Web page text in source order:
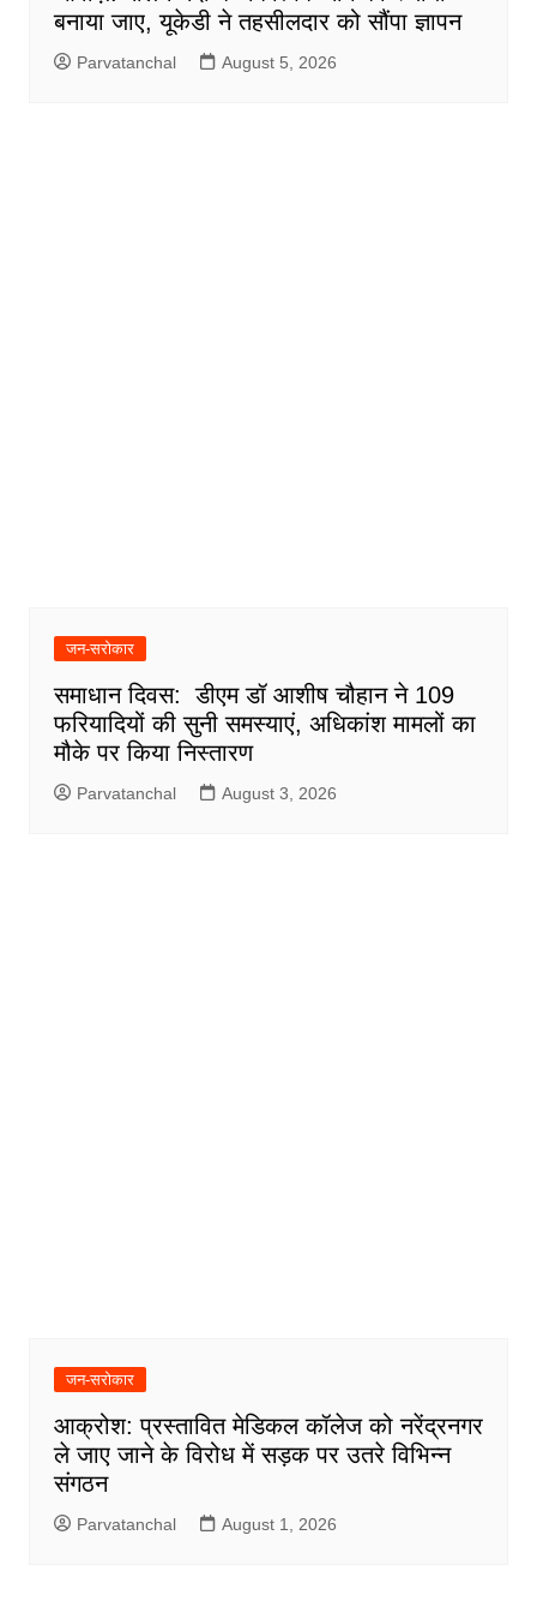
बनाया जाए, यूकेडी ने तहसीलदार को सौंपा ज्ञापन
Parvatanchal August 5, 2026
जन-सरोकार
समाधान दिवस: डीएम डॉ आशीष चौहान ने 109
फरियादियों की सुनी समस्याएं, अधिकांश मामलों का
मौके पर किया निस्तारण
Parvatanchal August 3, 2026
जन-सरोकार
आक्रोश: प्रस्तावित मेडिकल कॉलेज को नरेंद्रनगर
ले जाए जाने के विरोध में सड़क पर उतरे विभिन्न
संगठन
Parvatanchal August 1, 2026